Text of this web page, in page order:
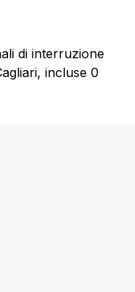
di interruzione
incluse 0